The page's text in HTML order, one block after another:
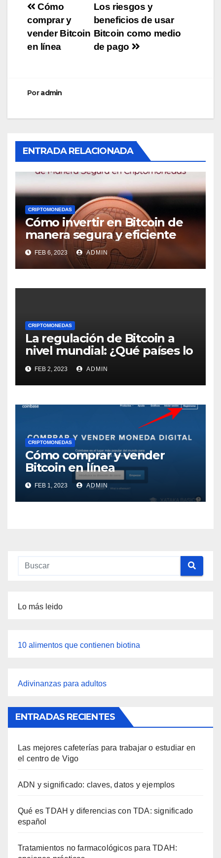
Navegación
de
entradas
Los riesgos y
beneficios de usar
Bitcoin como medio
de pago
Cómo
comprar y
vender Bitcoin
en línea
Poradmin
ENTRADA RELACIONADA
CRIPTOMONEDAS
Cómo invertir en Bitcoin de
manera segura y eficiente
FEB 6, 2023 ADMIN
CRIPTOMONEDAS
La regulación de Bitcoin a
nivel mundial: ¿Qué países lo
han aceptado y cuáles lo han
prohibido?
FEB 2, 2023 ADMIN
CRIPTOMONEDAS
Cómo comprar y vender
Bitcoin en línea
FEB 1, 2023 ADMIN
Lo más leido
10 alimentos que contienen biotina
Adivinanzas para adultos
ENTRADAS RECIENTES
Las mejores cafeterías para trabajar o estudiar en
el centro de Vigo
ADN y significado: claves, datos y ejemplos
Qué es TDAH y diferencias con TDA: significado
español
Tratamientos no farmacológicos para TDAH: